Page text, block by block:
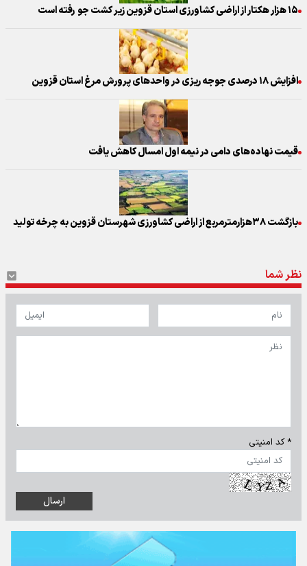
۱۵ هزار هکتار از اراضی کشاورزی استان قزوین زیر کشت جو رفته است
افزایش ۱۸ درصدی جوجه ریزی در واحدهای پرورش مرغ استان قزوین
قیمت نهاده‌های دامی در نیمه اول امسال کاهش یافت
بازگشت ۳۸هزارمترمربع از اراضی کشاورزی شهرستان قزوین به چرخه تولید
نظر شما
* کد امنیتی